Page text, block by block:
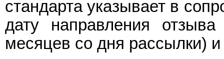
стандарта указывает в
дату направления
месяцев со дня рассылки) и